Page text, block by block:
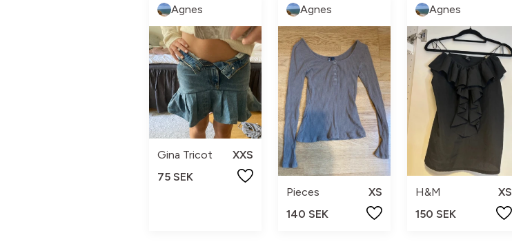
Agnes
Gina Tricot
XXS
75 SEK
Agnes
Pieces
XS
140 SEK
Agnes
H&M
XS
150 SEK